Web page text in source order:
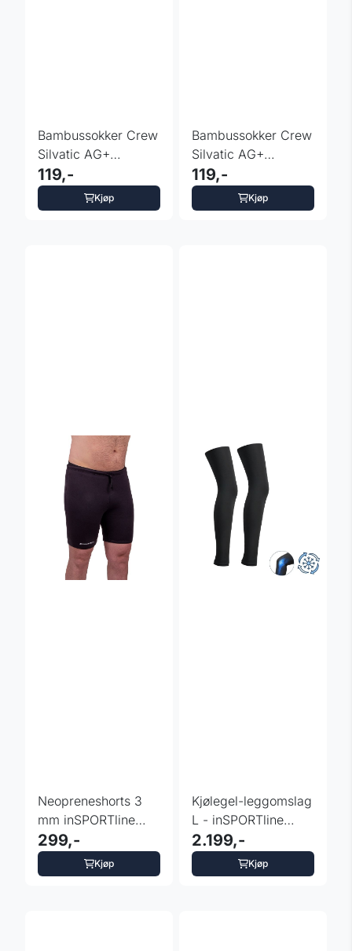
Bambussokker Crew
Silvatic AG+
antibakterielle - hvit
3 pk
119,-
Kjøp
Bambussokker Crew
Silvatic AG+
antibakterielle - sort
3 pk
119,-
Kjøp
Neopreneshorts 3
mm inSPORTline
Moraine
299,-
Kjøp
Kjølegel-leggomslag
L - inSPORTline
Vitafredo
2.199,-
Kjøp